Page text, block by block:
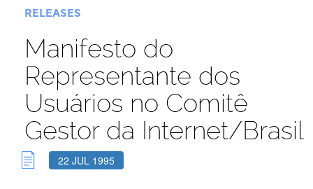
RELEASES
Manifesto do
Representante dos
Usuários no Comitê
Gestor da Internet/Brasil
22 JUL 1995